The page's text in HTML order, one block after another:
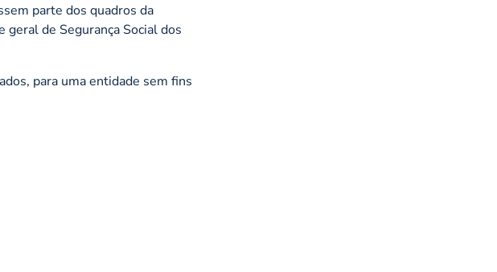
parte dos quadros da
de Segurança Social dos
para uma entidade sem fins